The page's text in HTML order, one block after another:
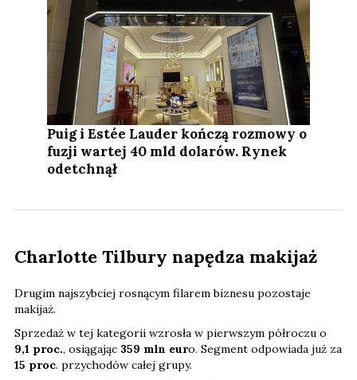
Puig i Estée Lauder kończą rozmowy o
fuzji wartej 40 mld dolarów. Rynek
odetchnął
Charlotte Tilbury napędza makijaż
Drugim najszybciej rosnącym filarem biznesu pozostaje
makijaż.
Sprzedaż w tej kategorii wzrosła w pierwszym półroczu o
9,1 proc., osiągając 359 mln euro. Segment odpowiada już za
15 proc. przychodów całej grupy.